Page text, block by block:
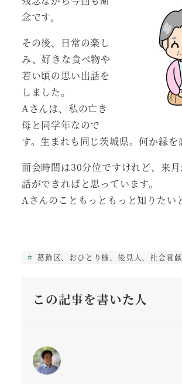
念です。
その後、日常の楽し
み、好きな食べ物や
若い頃の思い出話を
しました。
Aさんは、私の亡き
母と同学年なので
す。生まれも同じ茨城県。何か縁を
面会時間は30分位ですけれど、来
話ができればと思っています。
Aさんのこともっともっと知りたい
葛飾区、おひとり様、後見人、社会貢
この記事を書いた人